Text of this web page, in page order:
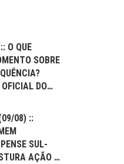
O QUE
SOBRE
DO
08) ::
SUL-
AÇÃO E